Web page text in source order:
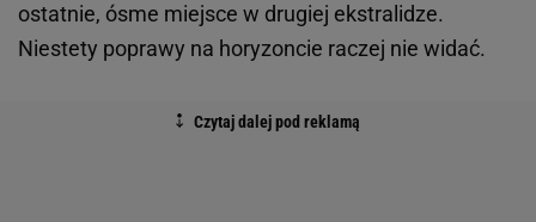
ostatnie, ósme miejsce w drugiej ekstralidze.
Niestety poprawy na horyzoncie raczej nie widać.